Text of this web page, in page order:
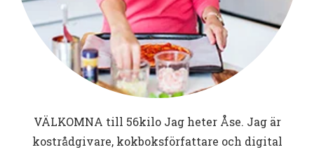
VÄLKOMNA till 56kiloJag heter Åse. Jag är
kostrådgivare, kokboksförfattare och digital